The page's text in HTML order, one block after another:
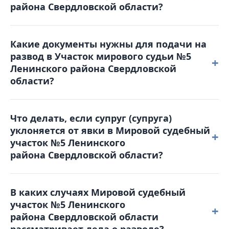
5lenr@dms66.ru или воспользоваться порталом
Online-Sud.ru.
района Свердловской области?
апелляционную жалобу в Ленинский районный суд
в течение месяца с момента вынесения решения.
Жалоба подается в Мировой судебный участок №5
Ленинского района Свердловской области,
который и рассматривал дело.
Какие документы нужны для подачи на
развод в Участок мирового судьи №5
Ленинского района Свердловской
области?
+
свидетельство о браке, квитанция об оплате
госпошлины, свидетельства о рождении детей
(если они есть), а также соглашение о детях (при
наличии несовершеннолетних детей).
Что делать, если супруг (супруга)
уклоняется от явки в Мировой судебный
участок №5 Ленинского
района Свердловской области?
+
отсутствие уклоняющейся стороны. Однако
рекомендуется заранее уведомить суд о причинах
неявки и предоставить соответствующие
В каких случаях Мировой судебный
участок №5 Ленинского
района Свердловской области
+